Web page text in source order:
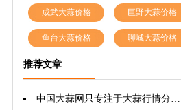
成武大蒜价格 巨野大蒜价格
鱼台大蒜价格 聊城大蒜价格
推荐文章
中国大蒜网只专注于大蒜行情分析，因为专注所以专业权威！